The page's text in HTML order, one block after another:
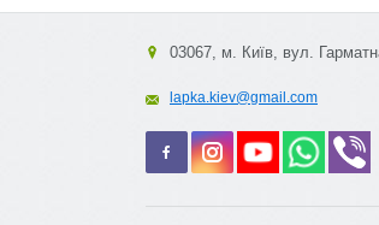
03067, м. Київ, вул.
lapka.kiev@gmail.com